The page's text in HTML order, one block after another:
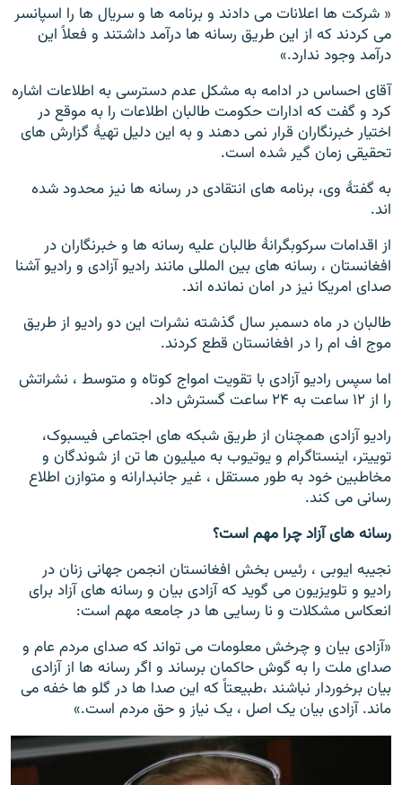
« شرکت ها اعلانات می دادند و برنامه ها و سریال ها را اسپانسر
می کردند که از این طریق رسانه ها درآمد داشتند و فعلاً این
درآمد وجود ندارد.»
آقای احساس در ادامه به مشکل عدم دسترسی به اطلاعات اشاره
کرد و گفت که ادارات حکومت طالبان اطلاعات را به موقع در
اختیار خبرنگاران قرار نمی دهند و به این دلیل تهیۀ گزارش های
تحقیقی زمان گیر شده است.
به گفتۀ وی، برنامه های انتقادی در رسانه ها نیز محدود شده
اند.
از اقدامات سرکوبگرانۀ طالبان علیه رسانه ها و خبرنگاران در
افغانستان ، رسانه های بین المللی مانند رادیو آزادی و رادیو آشنا
صدای امریکا نیز در امان نمانده اند.
طالبان در ماه دسمبر سال گذشته نشرات این دو رادیو از طریق
موج اف ام را در افغانستان قطع کردند.
اما سپس رادیو آزادی با تقویت امواج کوتاه و متوسط ، نشراتش
را از ۱۲ ساعت به ۲۴ ساعت گسترش داد.
رادیو آزادی همچنان از طریق شبکه های اجتماعی فیسبوک،
توییتر، اینستاگرام و یوتیوب به میلیون ها تن از شوندگان و
مخاطبین خود به طور مستقل ، غیر جانبدارانه و متوازن اطلاع
رسانی می کند.
رسانه های آزاد چرا مهم است؟
نجیبه ایوبی ، رئیس بخش افغانستان انجمن جهانی زنان در
رادیو و تلویزیون می گوید که آزادی بیان و رسانه های آزاد برای
انعکاس مشکلات و نا رسایی ها در جامعه مهم است:
«آزادی بیان و چرخش معلومات می تواند که صدای مردم عام و
صدای ملت را به گوش حاکمان برساند و اگر رسانه ها از آزادی
بیان برخوردار نباشند ،طبیعتاً که این صدا ها در گلو ها خفه می
ماند. آزادی بیان یک اصل ، یک نیاز و حق مردم است.»